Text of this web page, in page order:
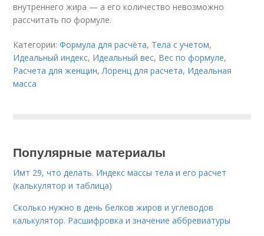
внутреннего жира — а его количество невозможно
рассчитать по формуле.
Категории:Формула для расчёта, Тела с учетом,
Идеальный индекс, Идеальный вес, Вес по формуле,
Расчета для женщин,Лоренц для расчета, Идеальная
масса
Популярные материалы
Имт 29, что делать. Индекс массы тела и его расчет
(калькулятор и таблица)
Сколько нужно в день белков жиров и углеводов
калькулятор. Расшифровка и значение аббревиатуры